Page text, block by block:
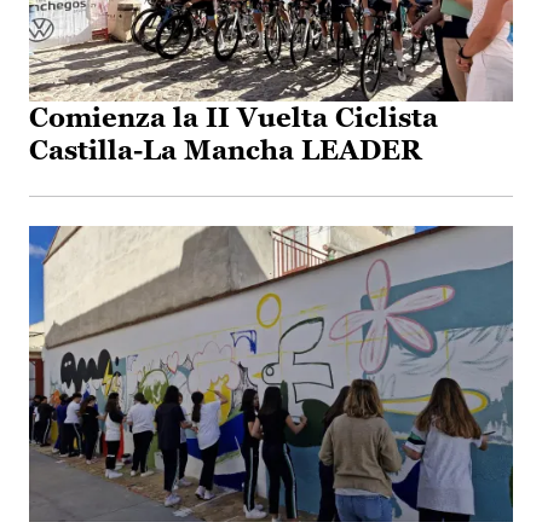
Comienza la II Vuelta Ciclista
Castilla-La Mancha LEADER